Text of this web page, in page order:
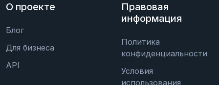
О проекте
Блог
Для бизнеса
API
Правовая
информация
Политика
конфиденциальности
Условия
использования